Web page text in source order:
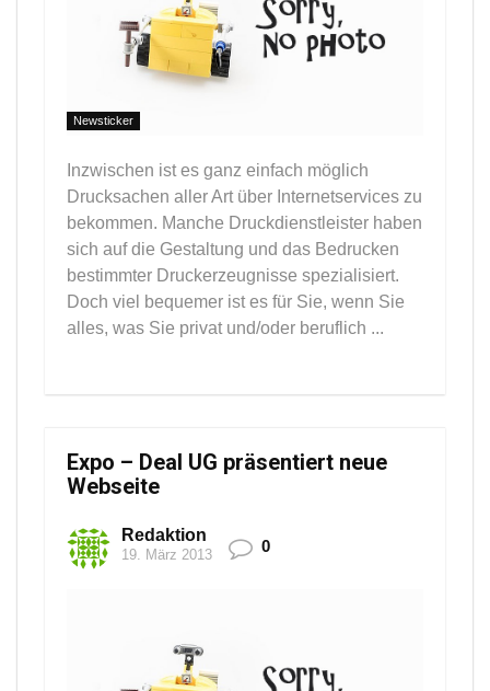
Newsticker
Inzwischen ist es ganz einfach möglich
Drucksachen aller Art über Internetservices zu
bekommen. Manche Druckdienstleister haben
sich auf die Gestaltung und das Bedrucken
bestimmter Druckerzeugnisse spezialisiert.
Doch viel bequemer ist es für Sie, wenn Sie
alles, was Sie privat und/oder beruflich ...
Expo – Deal UG präsentiert neue
Webseite
Redaktion
19. März 2013 0